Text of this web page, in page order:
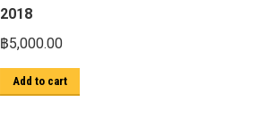
2018
฿5,000.00
Add to cart